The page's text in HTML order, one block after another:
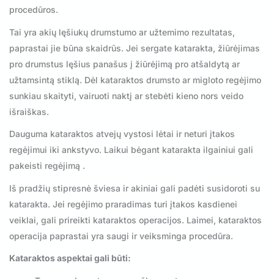
procedūros.
Tai yra akių lęšiukų drumstumo ar užtemimo rezultatas,
paprastai jie būna skaidrūs. Jei sergate katarakta, žiūrėjimas
pro drumstus lęšius panašus į žiūrėjimą pro atšaldytą ar
užtamsintą stiklą. Dėl kataraktos drumsto ar migloto regėjimo
sunkiau skaityti, vairuoti naktį ar stebėti kieno nors veido
išraiškas.
Dauguma kataraktos atvejų vystosi lėtai ir neturi įtakos
regėjimui iki ankstyvo. Laikui bėgant katarakta ilgainiui gali
pakeisti regėjimą .
Iš pradžių stipresnė šviesa ir akiniai gali padėti susidoroti su
katarakta. Jei regėjimo praradimas turi įtakos kasdienei
veiklai, gali prireikti kataraktos operacijos. Laimei, kataraktos
operacija paprastai yra saugi ir veiksminga procedūra.
Kataraktos aspektai gali būti: